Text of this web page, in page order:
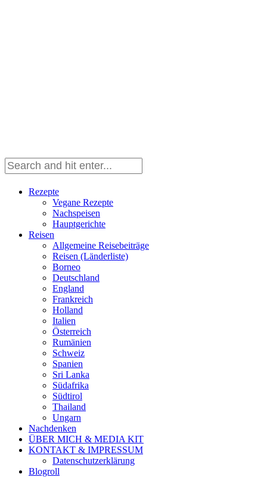
Rezepte
Vegane Rezepte
Nachspeisen
Hauptgerichte
Reisen
Allgemeine Reisebeiträge
Reisen (Länderliste)
Borneo
Deutschland
England
Frankreich
Holland
Italien
Österreich
Rumänien
Schweiz
Spanien
Sri Lanka
Südafrika
Südtirol
Thailand
Ungarn
Nachdenken
ÜBER MICH & MEDIA KIT
KONTAKT & IMPRESSUM
Datenschutzerklärung
Blogroll